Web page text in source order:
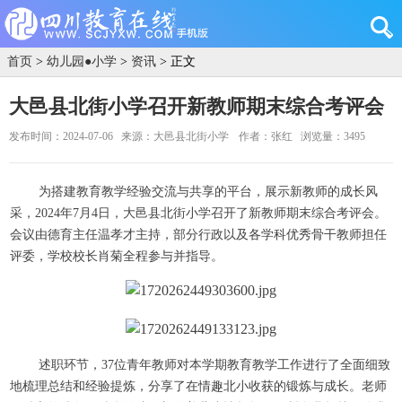
首页 > 幼儿园●小学 > 资讯 > 正文
大邑县北街小学召开新教师期末综合考评会
发布时间：2024-07-06 来源：大邑县北街小学 作者：张红 浏览量：3495
为搭建教育教学经验交流与共享的平台，展示新教师的成长风
采，2024年7月4日，大邑县北街小学召开了新教师期末综合考评会。
会议由德育主任温孝才主持，部分行政以及各学科优秀骨干教师担任
评委，学校校长肖菊全程参与并指导。
述职环节，37位青年教师对本学期教育教学工作进行了全面细致
地梳理总结和经验提炼，分享了在情趣北小收获的锻炼与成长。老师